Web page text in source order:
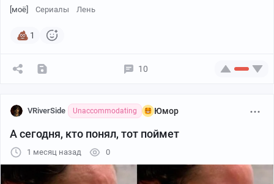
дерьмовая заставка сериала и усе
[моё] Сериалы Лень
1
10
VRiverSide Unaccommodating Юмор
А сегодня, кто понял, тот поймет
1 месяц назад 0